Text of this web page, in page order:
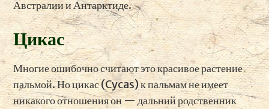
Австралии и Антарктиде.
Цикас
Многие ошибочно считают это красивое растение
пальмой. Но цикас (Cycas) к пальмам не имеет
никакого отношения он — дальний родственник